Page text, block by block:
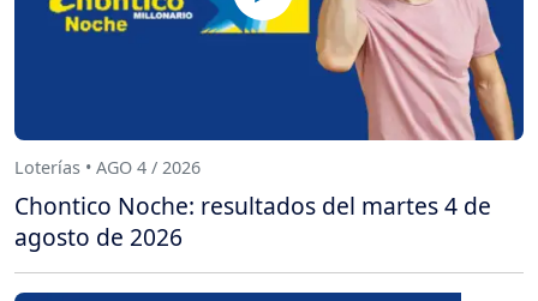
Loterías • AGO 4 / 2026
Chontico Noche: resultados del martes 4 de
agosto de 2026